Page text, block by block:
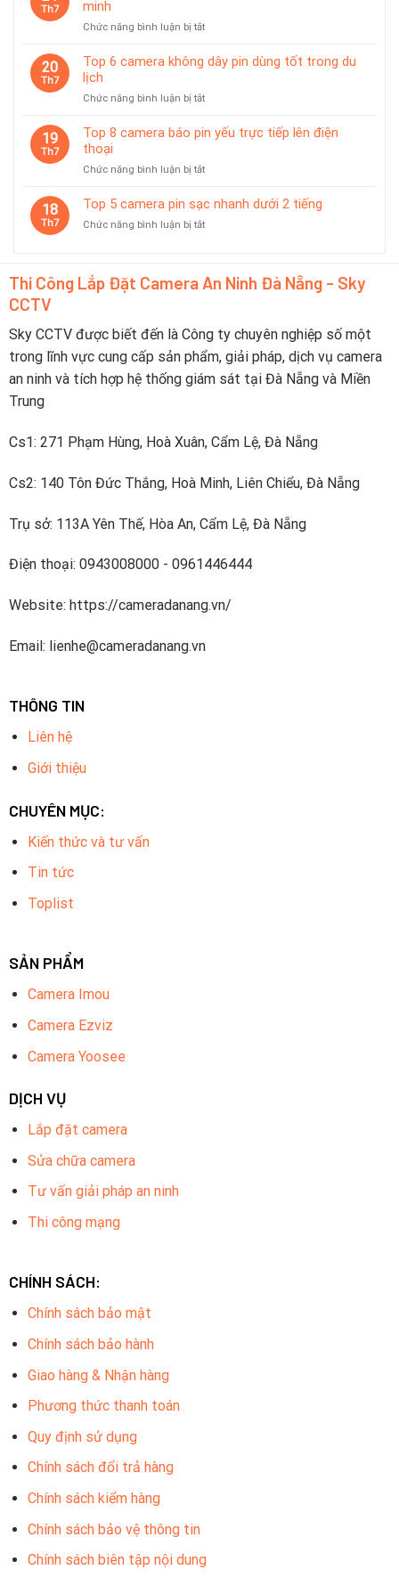
thời
Chuộng
Đà
Chọn
Hiệu
Th7
minh
Chức năng bình luận bị tắtở
camera
chế
tiết
20
Th7
Top 6 camera không dây pin dùng tốt trong du
lịch
Chức năng bình luận bị tắtở
camera
dây
dùng
19
Th7
Top 8 camera báo pin yếu trực tiếp lên điện
thoại
Chức năng bình luận bị tắtở
báo
tiếp
thoại
18
Th7
Top 5 camera pin sạc nhanh dưới 2 tiếng
Chức năng bình luận bị tắtở
pin
dưới
2
tiếng
Thi Công Lắp Đặt Camera An Ninh Đà Nẵng - Sky
CCTV
Sky CCTV được biết đến là Công ty chuyên nghiệp số một
trong lĩnh vực cung cấp sản phẩm, giải pháp, dịch vụ camera
an ninh và tích hợp hệ thống giám sát tại Đà Nẵng và Miền
Trung
Cs1: 271 Phạm Hùng, Hoà Xuân, Cẩm Lệ, Đà Nẵng
Cs2: 140 Tôn Đức Thắng, Hoà Minh, Liên Chiểu, Đà Nẵng
Trụ sở: 113A Yên Thế, Hòa An, Cẩm Lệ, Đà Nẵng
Điện thoại: 0943008000 - 0961446444
Website: https://cameradanang.vn/
Email: lienhe@cameradanang.vn
THÔNG TIN
Liên hệ
Giới thiệu
CHUYÊN MỤC:
Kiến thức và tư vấn
Tin tức
Toplist
SẢN PHẨM
Camera Imou
Camera Ezviz
Camera Yoosee
DỊCH VỤ
Lắp đặt camera
Sửa chữa camera
Tư vấn giải pháp an ninh
Thi công mạng
CHÍNH SÁCH:
Chính sách bảo mật
Chính sách bảo hành
Giao hàng & Nhận hàng
Phương thức thanh toán
Quy định sử dụng
Chính sách đổi trả hàng
Chính sách kiểm hàng
Chính sách bảo vệ thông tin
Chính sách biên tập nội dung